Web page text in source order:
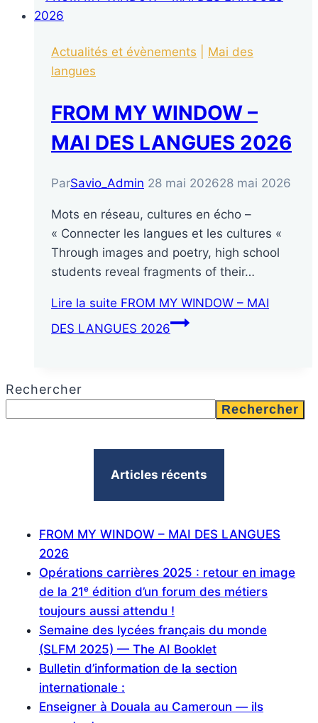
Actualités et évènements
Mai des
langues
FROM MY WINDOW –
MAI DES LANGUES 2026
ParSavio_Admin 28 mai 202628 mai 2026
Mots en réseau, cultures en écho –
« Connecter les langues et les cultures «
Through images and poetry, high school
students reveal fragments of their…
Lire la suite FROM MY WINDOW – MAI
DES LANGUES 2026
Rechercher
Rechercher
Articles récents
FROM MY WINDOW – MAI DES LANGUES
2026
Opérations carrières 2025 : retour en image
de la 21ᵉ édition d’un forum des métiers
toujours aussi attendu !
Semaine des lycées français du monde
(SLFM 2025) — The AI Booklet
Bulletin d’information de la section
internationale :
Enseigner à Douala au Cameroun — ils